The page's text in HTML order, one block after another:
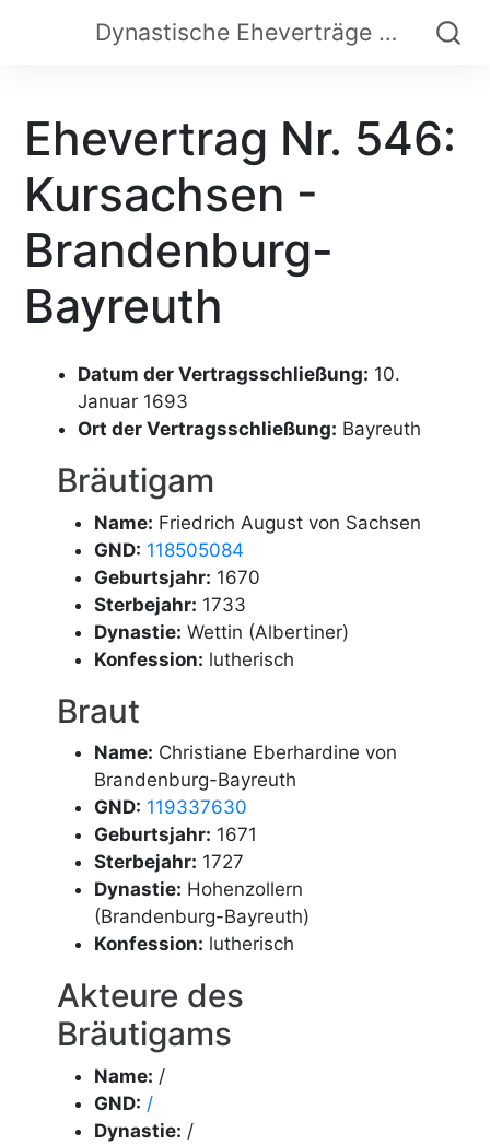
Dynastische Eheverträge der Frühen Neuzeit
Ehevertrag Nr. 546:
Kursachsen -
Brandenburg-
Bayreuth
Datum der Vertragsschließung: 10.
Januar 1693
Ort der Vertragsschließung: Bayreuth
Bräutigam
Name: Friedrich August von Sachsen
GND: 118505084
Geburtsjahr: 1670
Sterbejahr: 1733
Dynastie: Wettin (Albertiner)
Konfession: lutherisch
Braut
Name: Christiane Eberhardine von
Brandenburg-Bayreuth
GND: 119337630
Geburtsjahr: 1671
Sterbejahr: 1727
Dynastie: Hohenzollern
(Brandenburg-Bayreuth)
Konfession: lutherisch
Akteure des
Bräutigams
Name: /
GND: /
Dynastie: /